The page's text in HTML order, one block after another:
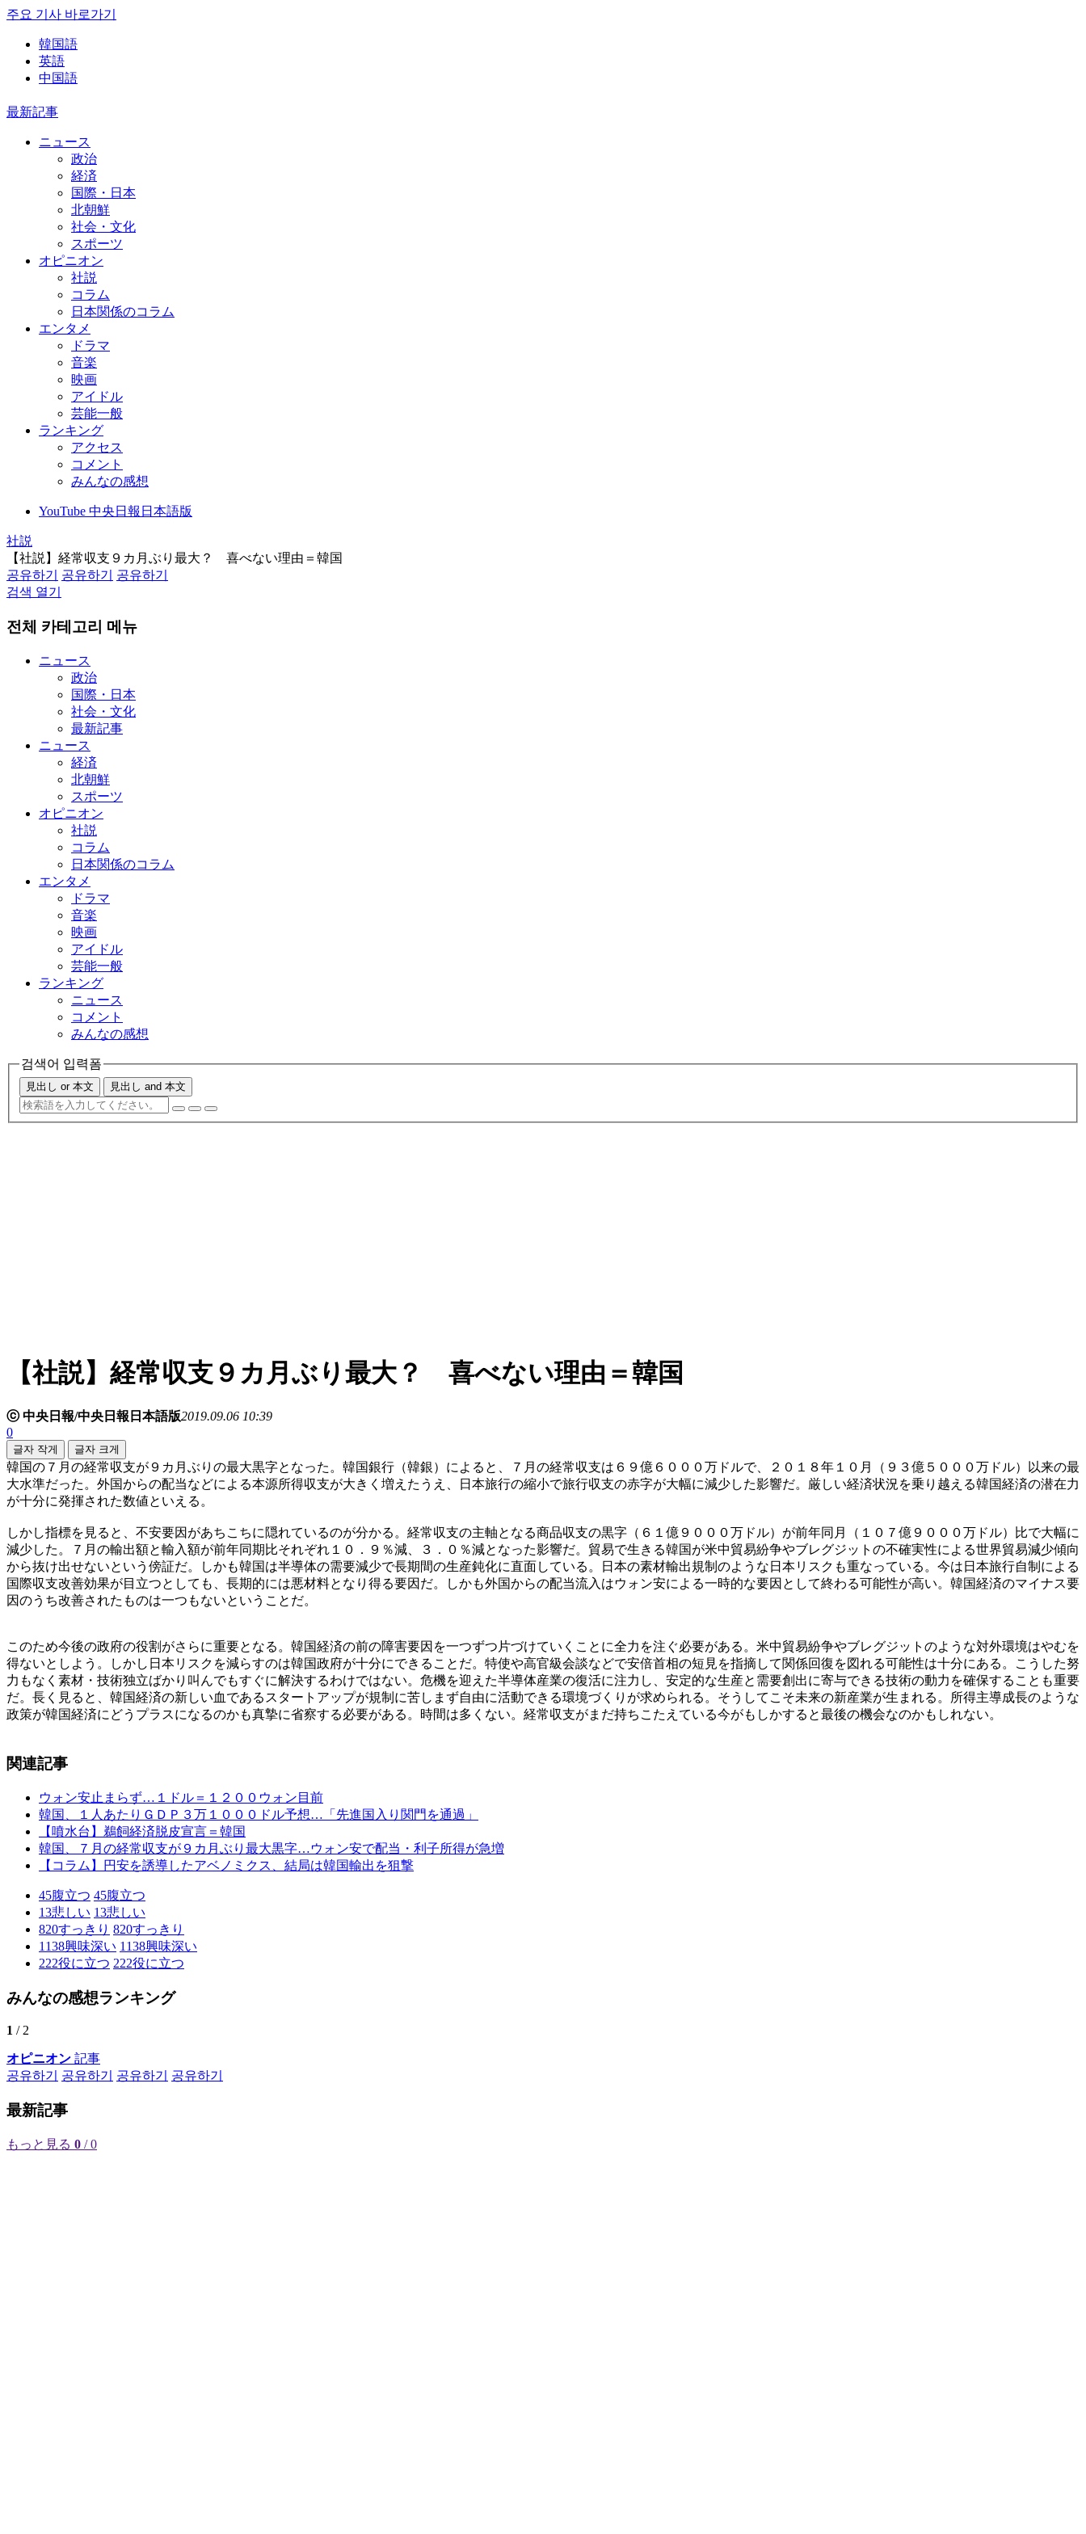
주요 기사 바로가기
韓国語
英語
中国語
最新記事
ニュース
政治
経済
国際・日本
北朝鮮
社会・文化
スポーツ
オピニオン
社説
コラム
日本関係のコラム
エンタメ
ドラマ
音楽
映画
アイドル
芸能一般
ランキング
アクセス
コメント
みんなの感想
YouTube 中央日報日本語版
社説
【社説】経常収支９カ月ぶり最大？ 喜べない理由＝韓国
공유하기
공유하기
공유하기
검색 열기
전체 카테고리 메뉴
ニュース
政治
国際・日本
社会・文化
最新記事
ニュース
経済
北朝鮮
スポーツ
オピニオン
社説
コラム
日本関係のコラム
エンタメ
ドラマ
音楽
映画
アイドル
芸能一般
ランキング
ニュース
コメント
みんなの感想
검색어 입력폼
見出し or 本文 見出し and 本文
【社説】経常収支９カ月ぶり最大？ 喜べない理由＝韓国
ⓒ 中央日報/中央日報日本語版2019.09.06 10:39
0
글자 작게 글자 크게
韓国の７月の経常収支が９カ月ぶりの最大黒字となった。韓国銀行（韓銀）によると、７月の経常収支は６９億６０００万ドルで、２０１８年１０月（９３億５０００万ドル）以来の最
大水準だった。外国からの配当などによる本源所得収支が大きく増えたうえ、日本旅行の縮小で旅行収支の赤字が大幅に減少した影響だ。厳しい経済状況を乗り越える韓国経済の潜在力
が十分に発揮された数値といえる。
しかし指標を見ると、不安要因があちこちに隠れているのが分かる。経常収支の主軸となる商品収支の黒字（６１億９０００万ドル）が前年同月（１０７億９０００万ドル）比で大幅に
減少した。７月の輸出額と輸入額が前年同期比それぞれ１０．９％減、３．０％減となった影響だ。貿易で生きる韓国が米中貿易紛争やブレグジットの不確実性による世界貿易減少傾向
から抜け出せないという傍証だ。しかも韓国は半導体の需要減少で長期間の生産鈍化に直面している。日本の素材輸出規制のような日本リスクも重なっている。今は日本旅行自制による
国際収支改善効果が目立つとしても、長期的には悪材料となり得る要因だ。しかも外国からの配当流入はウォン安による一時的な要因として終わる可能性が高い。韓国経済のマイナス要
因のうち改善されたものは一つもないということだ。
このため今後の政府の役割がさらに重要となる。韓国経済の前の障害要因を一つずつ片づけていくことに全力を注ぐ必要がある。米中貿易紛争やブレグジットのような対外環境はやむを
得ないとしよう。しかし日本リスクを減らすのは韓国政府が十分にできることだ。特使や高官級会談などで安倍首相の短見を指摘して関係回復を図れる可能性は十分にある。こうした努
力もなく素材・技術独立ばかり叫んでもすぐに解決するわけではない。危機を迎えた半導体産業の復活に注力し、安定的な生産と需要創出に寄与できる技術の動力を確保することも重要
だ。長く見ると、韓国経済の新しい血であるスタートアップが規制に苦しまず自由に活動できる環境づくりが求められる。そうしてこそ未来の新産業が生まれる。所得主導成長のような
政策が韓国経済にどうプラスになるのかも真摯に省察する必要がある。時間は多くない。経常収支がまだ持ちこたえている今がもしかすると最後の機会なのかもしれない。
関連記事
ウォン安止まらず…１ドル＝１２００ウォン目前
韓国、１人あたりＧＤＰ３万１０００ドル予想…「先進国入り関門を通過」
【噴水台】鵜飼経済脱皮宣言＝韓国
韓国、７月の経常収支が９カ月ぶり最大黒字…ウォン安で配当・利子所得が急増
【コラム】円安を誘導したアベノミクス、結局は韓国輸出を狙撃
45腹立つ 45腹立つ
13悲しい 13悲しい
820すっきり 820すっきり
1138興味深い 1138興味深い
222役に立つ 222役に立つ
みんなの感想ランキング
1 / 2
オピニオン 記事
공유하기
공유하기 공유하기 공유하기
最新記事
もっと見る 0 / 0